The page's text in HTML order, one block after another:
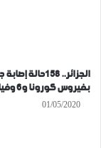
الجزائر..
بفيروس كورونا و6 وفيات جديدة
01/05/2020